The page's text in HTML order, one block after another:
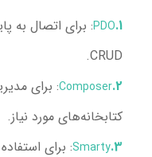
PDO: برای اتصال به
CRUD.
Composer: برای
کتابخانه‌های مورد نیاز.
Smarty: برای